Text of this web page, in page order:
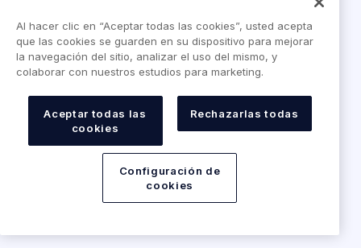
Al hacer clic en “Aceptar todas las cookies”, usted acepta
que las cookies se guarden en su dispositivo para mejorar
la navegación del sitio, analizar el uso del mismo, y
colaborar con nuestros estudios para marketing.
Aceptar todas las
cookies
Rechazarlas todas
Configuración de
cookies